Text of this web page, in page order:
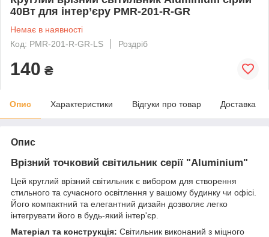
40Вт для інтер’єру PMR-201-R-GR
Немає в наявності
Код: PMR-201-R-GR-LS
Роздріб
140 ₴
Опис Характеристики Відгуки про товар Доставка
Опис
Врізний точковий світильник серії "Aluminium"
Цей круглий врізний світильник є вибором для створення
стильного та сучасного освітлення у вашому будинку чи офісі.
Його компактний та елегантний дизайн дозволяє легко
інтегрувати його в будь-який інтер'єр.
Матеріал та конструкція: Світильник виконаний з міцного